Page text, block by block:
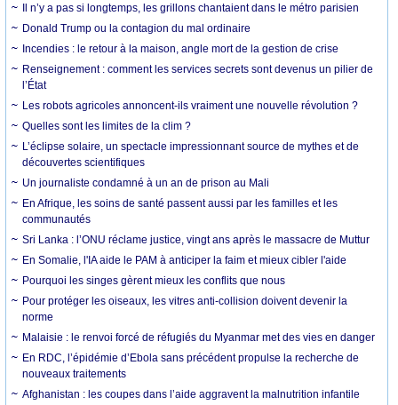
Il n’y a pas si longtemps, les grillons chantaient dans le métro parisien
Donald Trump ou la contagion du mal ordinaire
Incendies : le retour à la maison, angle mort de la gestion de crise
Renseignement : comment les services secrets sont devenus un pilier de
l’État
Les robots agricoles annoncent-ils vraiment une nouvelle révolution ?
Quelles sont les limites de la clim ?
L’éclipse solaire, un spectacle impressionnant source de mythes et de
découvertes scientifiques
Un journaliste condamné à un an de prison au Mali
En Afrique, les soins de santé passent aussi par les familles et les
communautés
Sri Lanka : l’ONU réclame justice, vingt ans après le massacre de Muttur
En Somalie, l'IA aide le PAM à anticiper la faim et mieux cibler l'aide
Pourquoi les singes gèrent mieux les conflits que nous
Pour protéger les oiseaux, les vitres anti-collision doivent devenir la
norme
Malaisie : le renvoi forcé de réfugiés du Myanmar met des vies en danger
En RDC, l’épidémie d’Ebola sans précédent propulse la recherche de
nouveaux traitements
Afghanistan : les coupes dans l’aide aggravent la malnutrition infantile